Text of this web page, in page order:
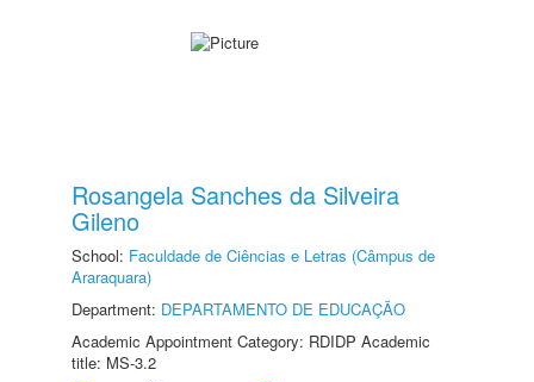
Rosangela Sanches da Silveira
Gileno
School: Faculdade de Ciências e Letras (Câmpus de
Araraquara)
Department: DEPARTAMENTO DE EDUCAÇÃO
Academic Appointment Category: RDIDP Academic
title: MS-3.2